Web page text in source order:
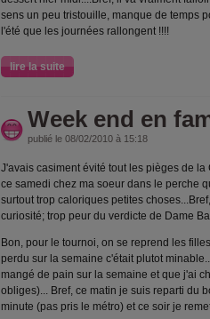
sens un peu tristouille, manque de temps
l'été que les journées rallongent !!!!
lire la suite
Week end en
publié le 08/02/2010 à 15:18
J'avais casiment évité tout les pièges de
ce samedi chez ma soeur dans le perche
surtout trop caloriques petites
curiosité; trop peur du verdicte de Dame
Bon, pour le tournoi, on se reprend les
perdu sur la semaine c'était plutot
mangé de pain sur la semaine et que j'ai
obliges)... Bref, ce matin je suis reparti du
minute (pas pris le métro) et ce soir je